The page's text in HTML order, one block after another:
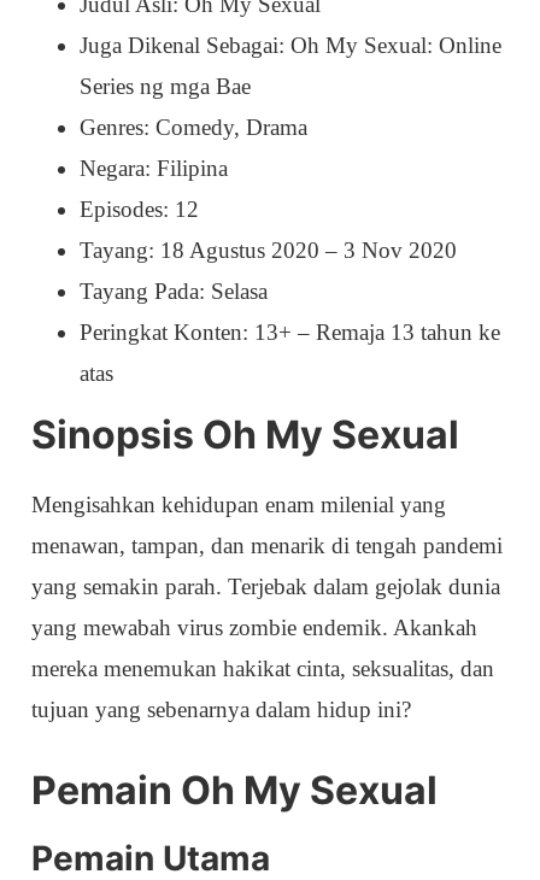
Juga Dikenal Sebagai: Oh My Sexual: Online
Series ng mga Bae
Genres: Comedy, Drama
Negara: Filipina
Episodes: 12
Tayang: 18 Agustus 2020 – 3 Nov 2020
Tayang Pada: Selasa
Peringkat Konten: 13+ – Remaja 13 tahun ke
atas
Sinopsis Oh My Sexual
Mengisahkan kehidupan enam milenial yang
menawan, tampan, dan menarik di tengah pandemi
yang semakin parah. Terjebak dalam gejolak dunia
yang mewabah virus zombie endemik. Akankah
mereka menemukan hakikat cinta, seksualitas, dan
tujuan yang sebenarnya dalam hidup ini?
Pemain Oh My Sexual
Pemain Utama